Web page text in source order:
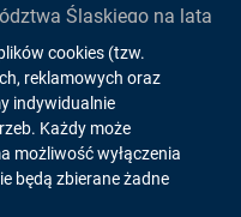
Śląskiego na lata
cyfrowych usług
cookies (tzw.
reklamowych oraz
indywidualnie
Każdy może
możliwość wyłączenia
będą zbierane żadne